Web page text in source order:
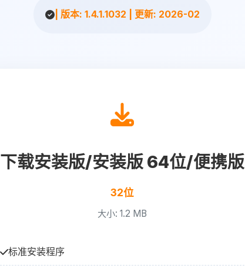
| 版本: 1.4.1.1032 | 更新: 2026-02
下载安装版/安装版 64位/便携版
32位
大小: 1.2 MB
标准安装程序